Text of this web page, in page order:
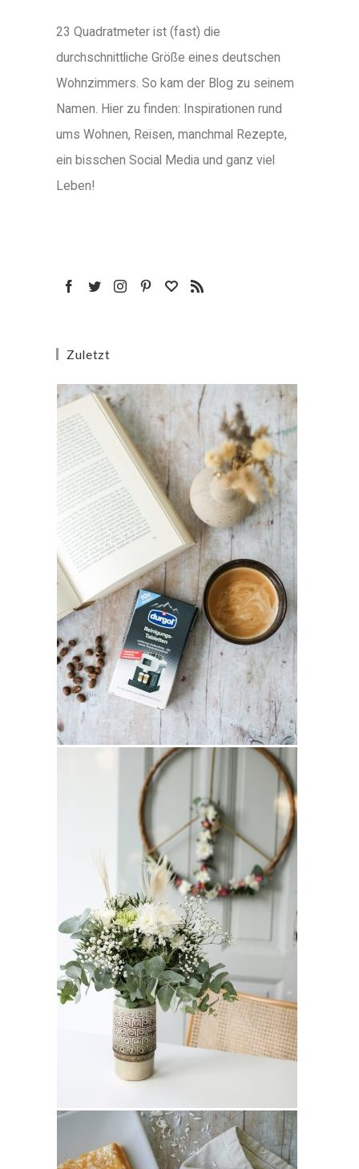
23 Quadratmeter ist (fast) die
durchschnittliche Größe eines deutschen
Wohnzimmers. So kam der Blog zu seinem
Namen. Hier zu finden: Inspirationen rund
ums Wohnen, Reisen, manchmal Rezepte,
ein bisschen Social Media und ganz viel
Leben!
Zuletzt